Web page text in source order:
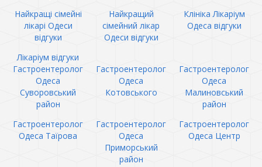
Найкращі сімейні
лікарі Одеси
відгуки
Найкращий
сімейний лікар
Одеси відгуки
Клініка Лікаріум
Одеса відгуки
Лікаріум відгуки
Гастроентеролог
Одеса
Суворовський
район
Гастроентеролог
Одеса
Котовського
Гастроентеролог
Одеса
Малиновський
район
Гастроентеролог
Одеса Таїрова
Гастроентеролог
Одеса
Приморський
район
Гастроентеролог
Одеса Центр